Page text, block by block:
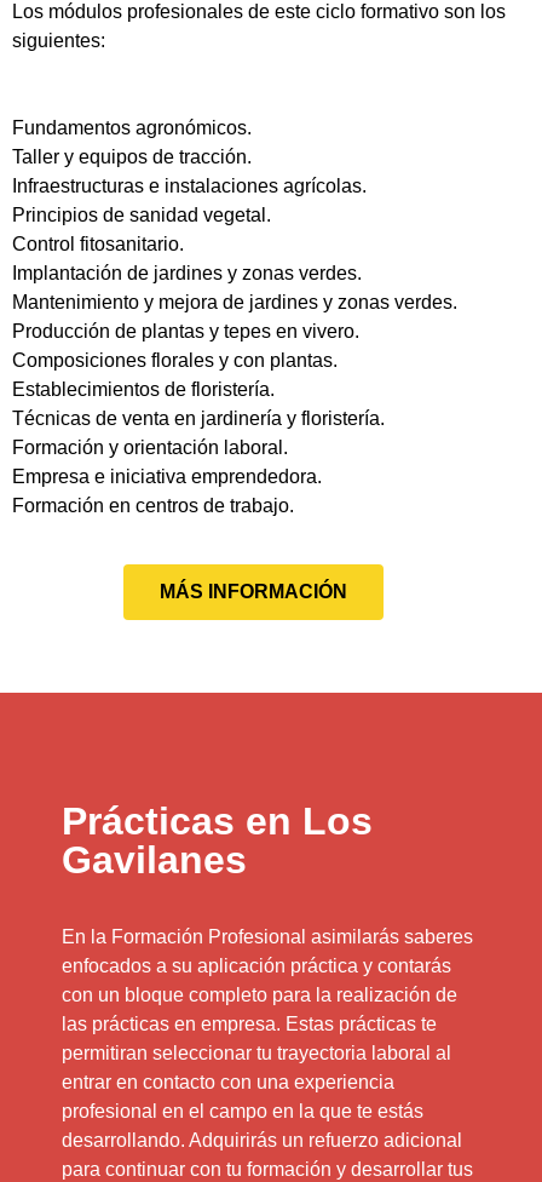
Los módulos profesionales de este ciclo formativo son los
siguientes:
Fundamentos agronómicos.
Taller y equipos de tracción.
Infraestructuras e instalaciones agrícolas.
Principios de sanidad vegetal.
Control fitosanitario.
Implantación de jardines y zonas verdes.
Mantenimiento y mejora de jardines y zonas verdes.
Producción de plantas y tepes en vivero.
Composiciones florales y con plantas.
Establecimientos de floristería.
Técnicas de venta en jardinería y floristería.
Formación y orientación laboral.
Empresa e iniciativa emprendedora.
Formación en centros de trabajo.
MÁS INFORMACIÓN
Prácticas en Los
Gavilanes
En la Formación Profesional asimilarás saberes
enfocados a su aplicación práctica y contarás
con un bloque completo para la realización de
las prácticas en empresa. Estas prácticas te
permitiran seleccionar tu trayectoria laboral al
entrar en contacto con una experiencia
profesional en el campo en la que te estás
desarrollando. Adquirirás un refuerzo adicional
para continuar con tu formación y desarrollar tus